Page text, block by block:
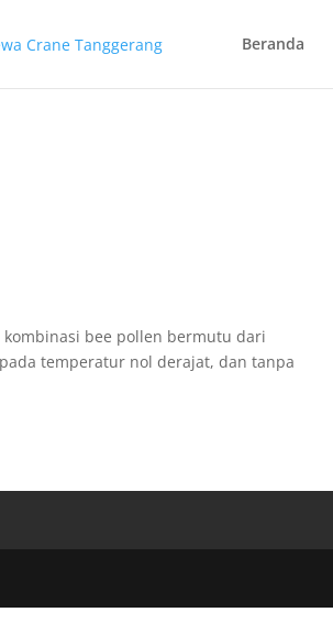
Beranda
kombinasi bee pollen bermutu dari
temperatur nol derajat, dan tanpa